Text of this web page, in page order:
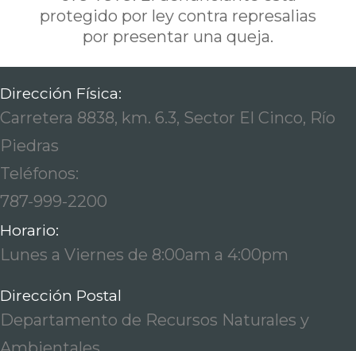
protegido por ley contra represalias
por presentar una queja.
Dirección Física:
Carretera 8838, km. 6.3, Sector El Cinco, Río
Piedras
Teléfonos:
787-999-2200
Horario:
Lunes a Viernes de 8:00am a 4:00pm
Dirección Postal
Departamento de Recursos Naturales y